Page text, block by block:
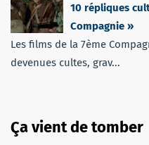
10 répliques
Compagnie »
Les films de la 7ème
devenues cultes, grav...
Ça vient de tomber